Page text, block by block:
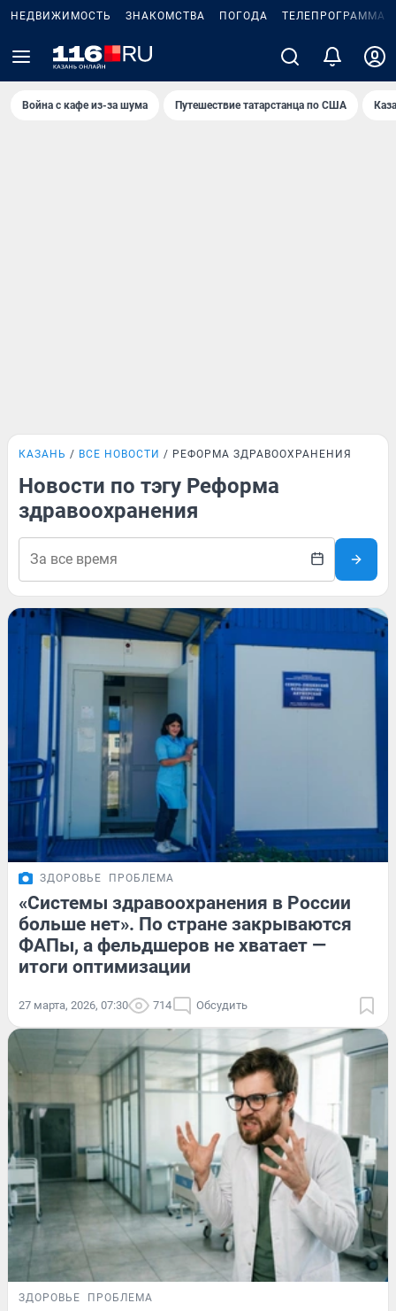
НЕДВИЖИМОСТЬ ЗНАКОМСТВА ПОГОДА ТЕЛЕПРОГРАММА
Война с кафе из-за шума Путешествие татарстанца по США
КАЗАНЬ ВСЕ НОВОСТИ РЕФОРМА ЗДРАВООХРАНЕНИЯ
Новости по тэгу Реформа
здравоохранения
ЗДОРОВЬЕ ПРОБЛЕМА
«Системы здравоохранения в России
больше нет». По стране закрываются
ФАПы, а фельдшеров не хватает —
итоги оптимизации
27 марта, 2026, 07:30 714 Обсудить
ЗДОРОВЬЕ ПРОБЛЕМА